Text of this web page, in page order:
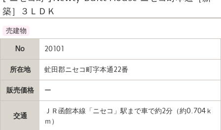
築］３ＬＤＫ
売建物
No 20101
所在地 虻田郡ニセコ町字本通22番
販売価格 ー
交通
ＪＲ函館本線「ニセコ」駅まで車で約2分（約0.704ｋ
ｍ）